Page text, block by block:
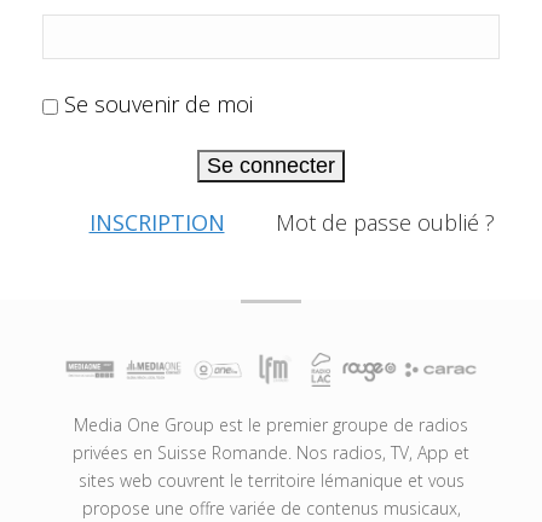
Se souvenir de moi
Se connecter
INSCRIPTION Mot de passe oublié ?
Media One Group est le premier groupe de radios
privées en Suisse Romande. Nos radios, TV, App et
sites web couvrent le territoire lémanique et vous
propose une offre variée de contenus musicaux,